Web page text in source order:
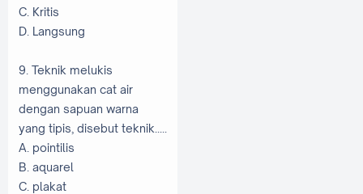
C. Kritis
D. Langsung
9. Teknik melukis
menggunakan cat air
dengan sapuan warna
yang tipis, disebut teknik.....
A. pointilis
B. aquarel
C. plakat